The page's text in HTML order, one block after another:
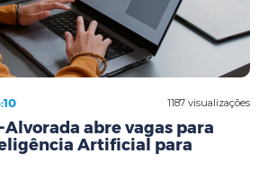
1187 visualizações
Alvorada abre vagas para
Artificial para